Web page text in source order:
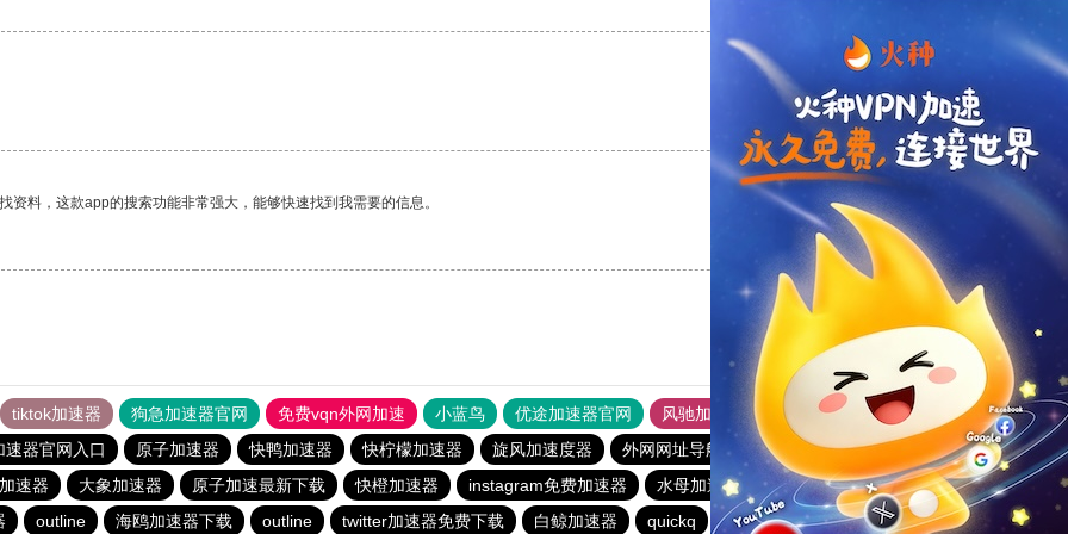
支持 [0] 反对 [0]
料，这款app的搜索功能非常强大，能够快速找到我需要的信息。
支持
tiktok加速器 狗急加速器官网 免费vqn外网加速 小蓝鸟 优途加速器官网 风驰加速器
旋风加速器
速器官网入口
原子加速器 快鸭加速器 快柠檬加速器 旋风加速度器 外网网址导航 软件中心 雷霆加速
狂飙加速器
速器
大象加速器 原子加速最新下载 快橙加速器 instagram免费加速器 水母加速器 快连加速器app
黑豹加速器
outline 海鸥加速器下载 outline twitter加速器免费下载 白鲸加速器 quickq 老王vqn加速 原子加速器app官方下载